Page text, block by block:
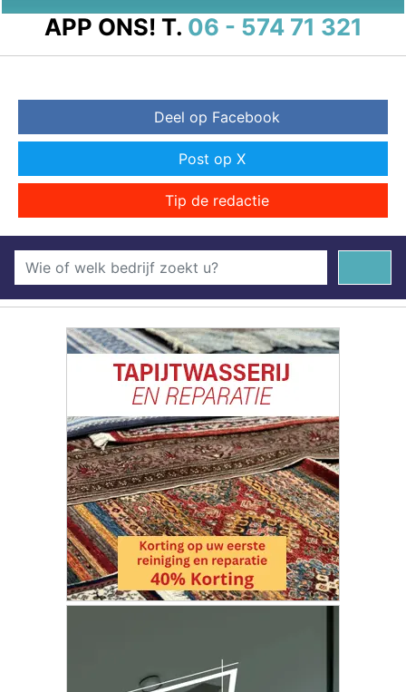
APP ONS! T. 06 - 574 71 321
Deel op Facebook
Post op X
Tip de redactie